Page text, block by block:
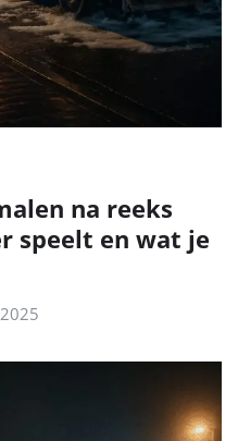
na reeks
speelt en wat je